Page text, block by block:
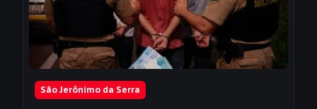
São Jerônimo da Serra